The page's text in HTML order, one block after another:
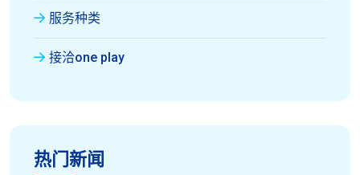
服务种类
接洽one play
热门新闻